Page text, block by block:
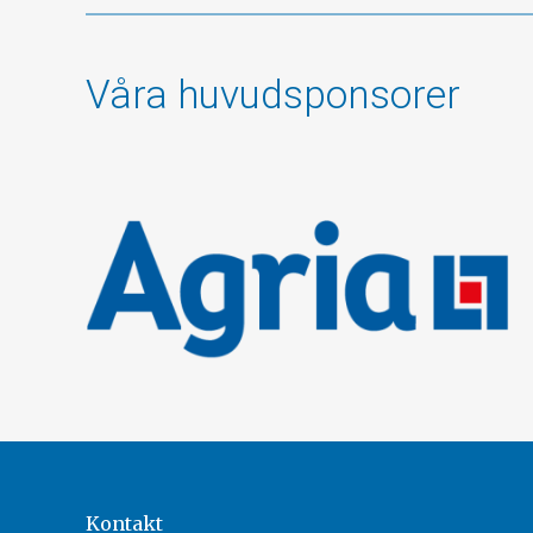
Våra huvudsponsorer
Kontakt